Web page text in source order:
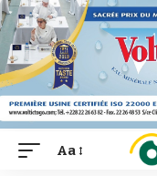
Font
Aa